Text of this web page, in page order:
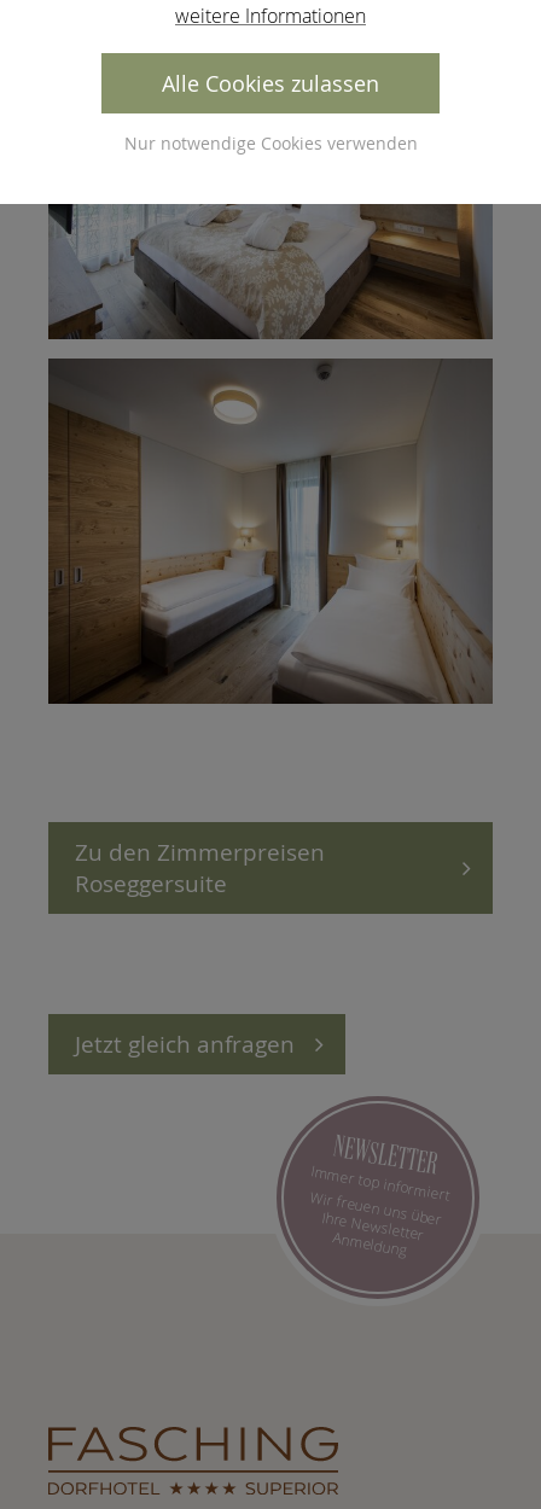
Zu den Zimmerpreisen
Roseggersuite
Jetzt gleich anfragen
NEWSLETTER
Immer top informiert
Wir freuen uns über Ihre Newsletter Anmeldung
weitere Informationen
Alle Cookies zulassen
Nur notwendige Cookies verwenden